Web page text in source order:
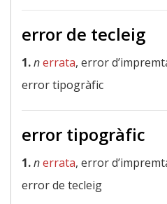
error de tecleig
1.nerrata, error
error tipogràfic
error tipogràfic
1.nerrata, error
error de tecleig